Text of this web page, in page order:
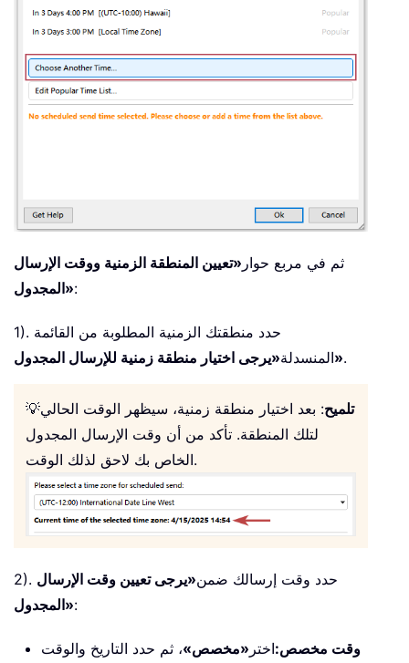
ثم في مربع حوار «تعيين المنطقة الزمنية ووقت الإرسال
المجدول»:
1). حدد منطقتك الزمنية المطلوبة من القائمة
المنسدلة«يرجى اختيار منطقة زمنية للإرسال المجدول».
💡 تلميح: بعد اختيار منطقة زمنية، سيظهر الوقت الحالي
لتلك المنطقة. تأكد من أن وقت الإرسال المجدول
الخاص بك لاحق لذلك الوقت.
2). حدد وقت إرسالك ضمن«يرجى تعيين وقت الإرسال
المجدول»:
وقت مخصص:اختر «مخصص»، ثم حدد التاريخ والوقت